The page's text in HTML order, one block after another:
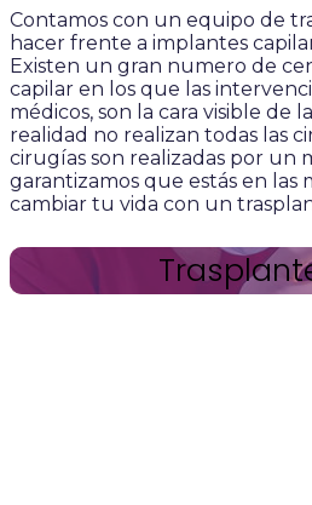
Contamos con un equipo de
hacer frente a implantes
Existen un gran numero de
capilar en los que las
médicos, son la cara visible de
realidad no realizan todas las
cirugías son realizadas por un
garantizamos que estás en las
cambiar tu vida con un